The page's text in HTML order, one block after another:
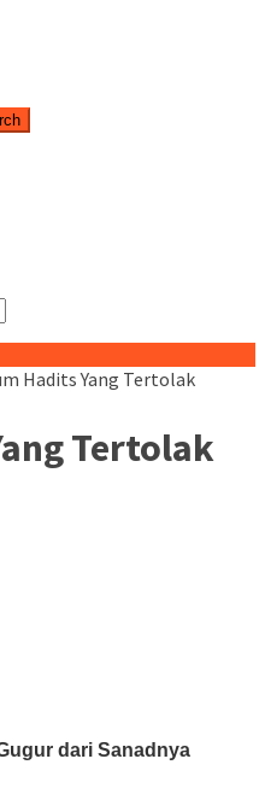
Hadits Yang Tertolak
Tertolak
dari Sanadnya